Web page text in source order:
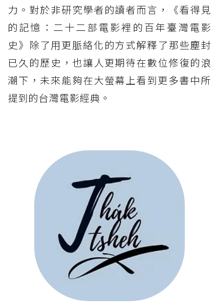
力。對於非研究學者的讀者而言，《看得見
的記憶：二十二部電影裡的百年臺灣電影
史》除了用更脈絡化的方式解釋了那些塵封
已久的歷史，也讓人更期待在數位修復的浪
潮下，未來能夠在大螢幕上看到更多書中所
提到的台灣電影經典。